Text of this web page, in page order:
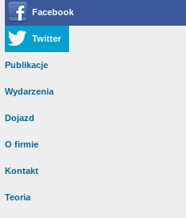
Facebook
Twitter
Publikacje
Wydarzenia
Dojazd
O firmie
Kontakt
Teoria